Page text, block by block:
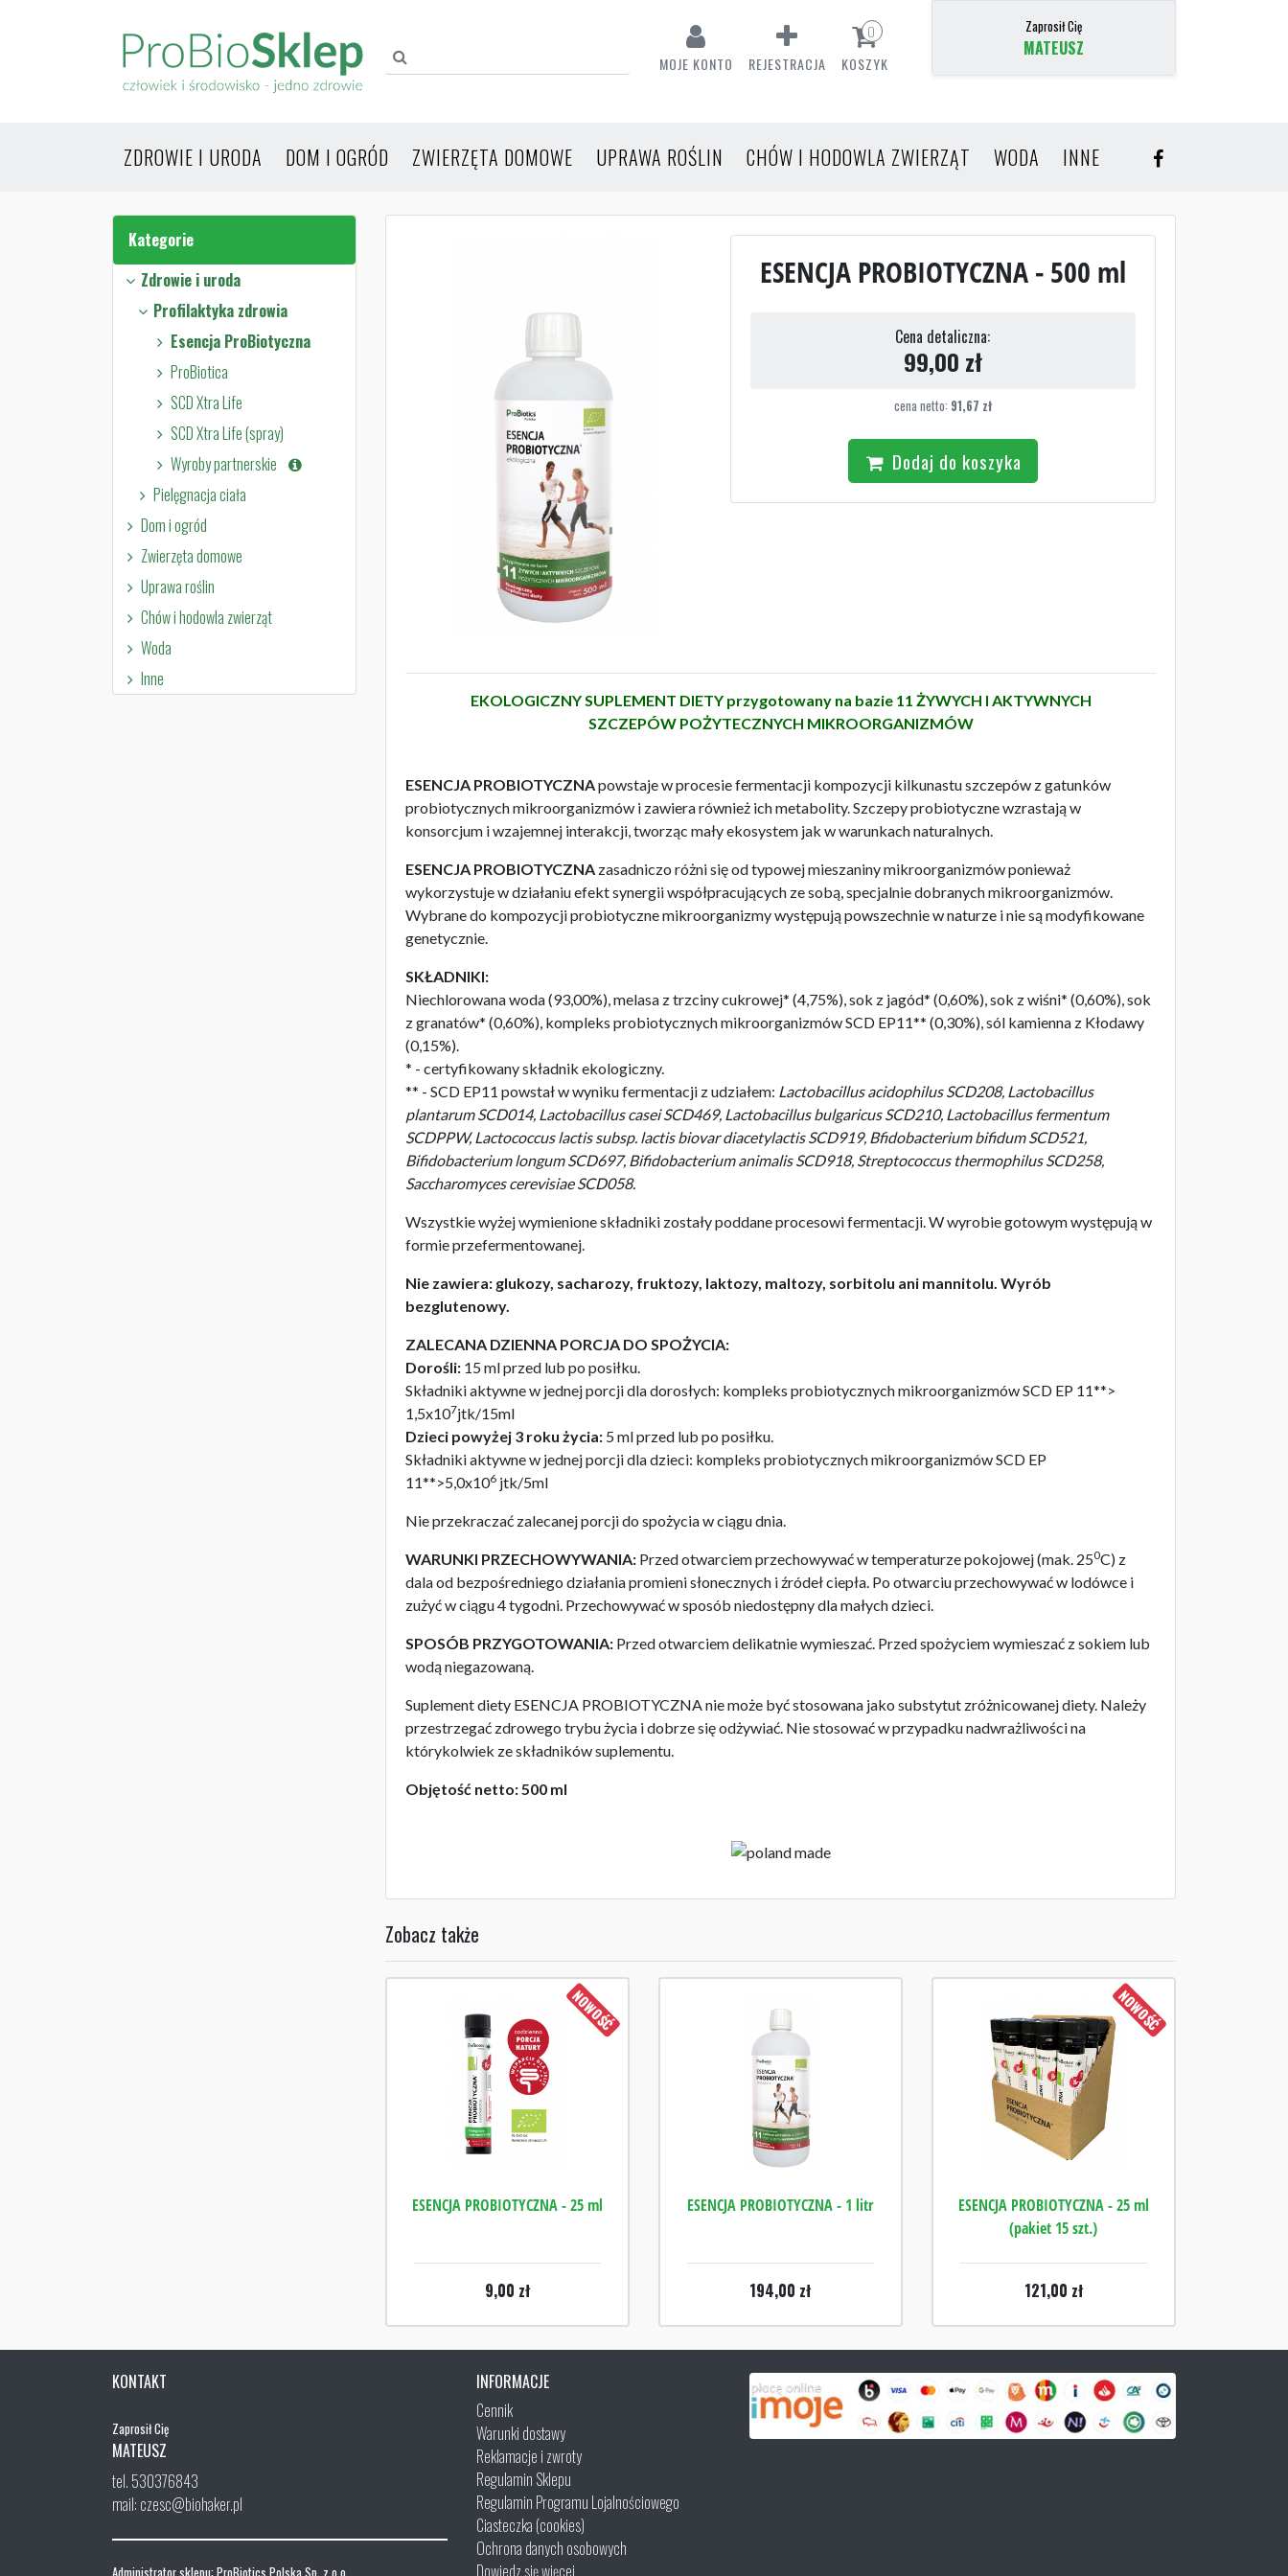
MOJE KONTO REJESTRACJA KOSZYK
0 Zaprosił Cię
MATEUSZ
ZDROWIE I URODA DOM I OGRÓD ZWIERZĘTA DOMOWE UPRAWA ROŚLIN CHÓW I HODOWLA ZWIERZĄT WODA INNE
Kategorie
Zdrowie i uroda
Profilaktyka zdrowia
Esencja ProBiotyczna
ProBiotica
SCD Xtra Life
SCD Xtra Life (spray)
Wyroby partnerskie
Pielęgnacja ciała
Dom i ogród
Zwierzęta domowe
Uprawa roślin
Chów i hodowla zwierząt
Woda
Inne
ESENCJA PROBIOTYCZNA - 500 ml
Cena detaliczna:
99,00 zł
cena netto: 91,67 zł
Dodaj do koszyka
EKOLOGICZNY SUPLEMENT DIETY przygotowany na bazie 11 ŻYWYCH I AKTYWNYCH
SZCZEPÓW POŻYTECZNYCH MIKROORGANIZMÓW
ESENCJA PROBIOTYCZNApowstaje w procesie fermentacji kompozycji kilkunastu szczepów z gatunków
probiotycznych mikroorganizmów i zawiera również ich metabolity. Szczepy probiotyczne wzrastają w
konsorcjum i wzajemnej interakcji, tworząc mały ekosystem jak w warunkach naturalnych.
ESENCJA PROBIOTYCZNA zasadniczo różni się od typowej mieszaniny mikroorganizmów ponieważ
wykorzystuje w działaniu efekt synergii współpracujących ze sobą, specjalnie dobranych mikroorganizmów.
Wybrane do kompozycji probiotyczne mikroorganizmy występują powszechnie w naturze i nie są modyfikowane
genetycznie.
SKŁADNIKI:
Niechlorowana woda (93,00%), melasa z trzciny cukrowej* (4,75%), sok z jagód* (0,60%), sok z wiśni* (0,60%), sok
z granatów* (0,60%), kompleks probiotycznych mikroorganizmów SCD EP11** (0,30%), sól kamienna z Kłodawy
(0,15%).
* - certyfikowany składnik ekologiczny.
** - SCD EP11 powstał w wyniku fermentacji z udziałem: Lactobacillus acidophilus SCD208, Lactobacillus
plantarum SCD014, Lactobacillus casei SCD469, Lactobacillus bulgaricus SCD210, Lactobacillus fermentum
SCDPPW, Lactococcus lactis subsp. lactis biovar diacetylactis SCD919, Bfidobacterium bifidum SCD521,
Bifidobacterium longum SCD697, Bifidobacterium animalis SCD918, Streptococcus thermophilus SCD258,
Saccharomyces cerevisiae SCD058.
Wszystkie wyżej wymienione składniki zostały poddane procesowi fermentacji. W wyrobie gotowym występują w
formie przefermentowanej.
Nie zawiera: glukozy, sacharozy, fruktozy, laktozy, maltozy, sorbitolu ani mannitolu. Wyrób
bezglutenowy.
ZALECANA DZIENNA PORCJA DO SPOŻYCIA:
Dorośli: 15 ml przed lub po posiłku.
Składniki aktywne w jednej porcji dla dorosłych: kompleks probiotycznych mikroorganizmów SCD EP 11**>
1,5x107jtk/15ml
Dzieci powyżej 3 roku życia: 5 ml przed lub po posiłku.
Składniki aktywne w jednej porcji dla dzieci: kompleks probiotycznych mikroorganizmów SCD EP
11**>5,0x106 jtk/5ml
Nie przekraczać zalecanej porcji do spożycia w ciągu dnia.
WARUNKI PRZECHOWYWANIA: Przed otwarciem przechowywać w temperaturze pokojowej (mak. 250C) z
dala od bezpośredniego działania promieni słonecznych i źródeł ciepła. Po otwarciu przechowywać w lodówce i
zużyć w ciągu 4 tygodni. Przechowywać w sposób niedostępny dla małych dzieci.
SPOSÓB PRZYGOTOWANIA: Przed otwarciem delikatnie wymieszać. Przed spożyciem wymieszać z sokiem lub
wodą niegazowaną.
Suplement diety ESENCJA PROBIOTYCZNA nie może być stosowana jako substytut zróżnicowanej diety. Należy
przestrzegać zdrowego trybu życia i dobrze się odżywiać. Nie stosować w przypadku nadwrażliwości na
którykolwiek ze składników suplementu.
Objętość netto: 500 ml
Zobacz także
NOWOŚĆ
ESENCJA PROBIOTYCZNA - 25 ml
9,00 zł
ESENCJA PROBIOTYCZNA - 1 litr
194,00 zł
NOWOŚĆ
ESENCJA PROBIOTYCZNA - 25 ml
(pakiet 15 szt.)
121,00 zł
KONTAKT
Zaprosił Cię
MATEUSZ
tel. 530376843
mail: czesc@biohaker.pl
INFORMACJE
Cennik
Warunki dostawy
Reklamacje i zwroty
Regulamin Sklepu
Regulamin Programu Lojalnościowego
Ciasteczka (cookies)
Ochrona danych osobowych
Dowiedz się więcej